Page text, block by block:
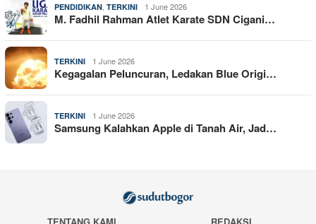
PENDIDIKAN TERKINI 1 June 2026
M. Fadhil Rahman Atlet Karate SDN Cigani…
TERKINI 1 June 2026
Kegagalan Peluncuran, Ledakan Blue Origi…
TERKINI 1 June 2026
Samsung Kalahkan Apple di Tanah Air, Jad…
TENTANG KAMI REDAKSI